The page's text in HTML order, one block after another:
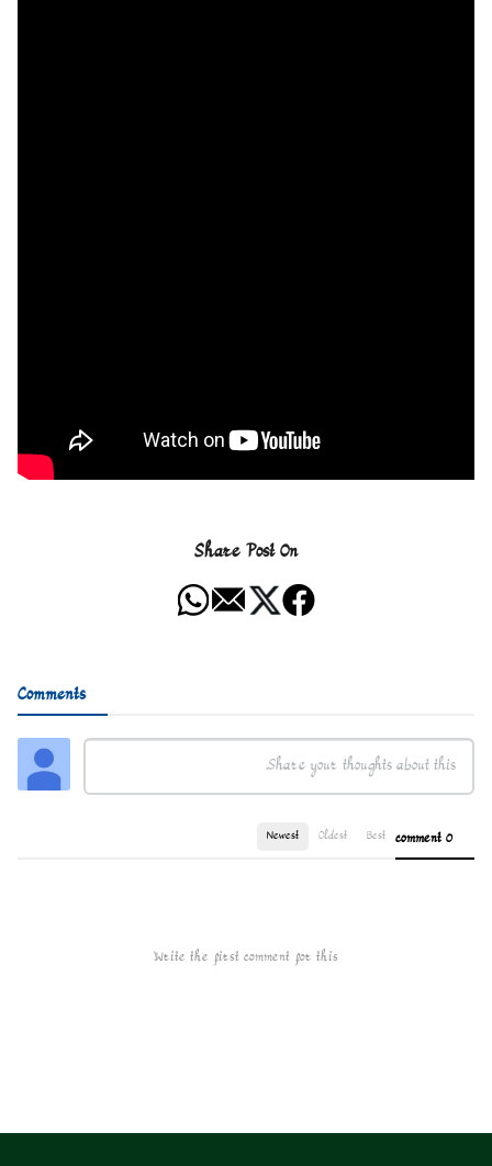
Share Post On
Comments
0 comment
Best
Oldest
Newest
Write the first comment for this!